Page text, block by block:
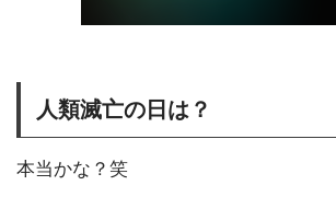
人類滅亡の日は？
本当かな？笑